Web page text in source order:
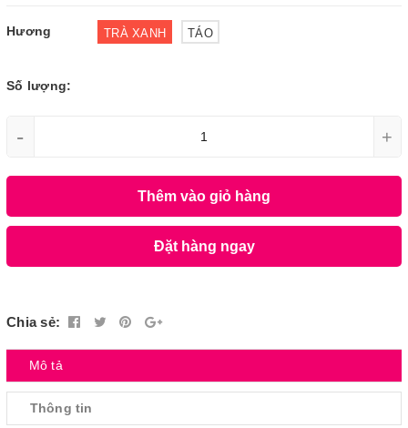
Hương TRÀ XANH TÁO
Số lượng:
- +
Thêm vào giỏ hàng
Đặt hàng ngay
Chia sẻ:
Mô tả
Thông tin